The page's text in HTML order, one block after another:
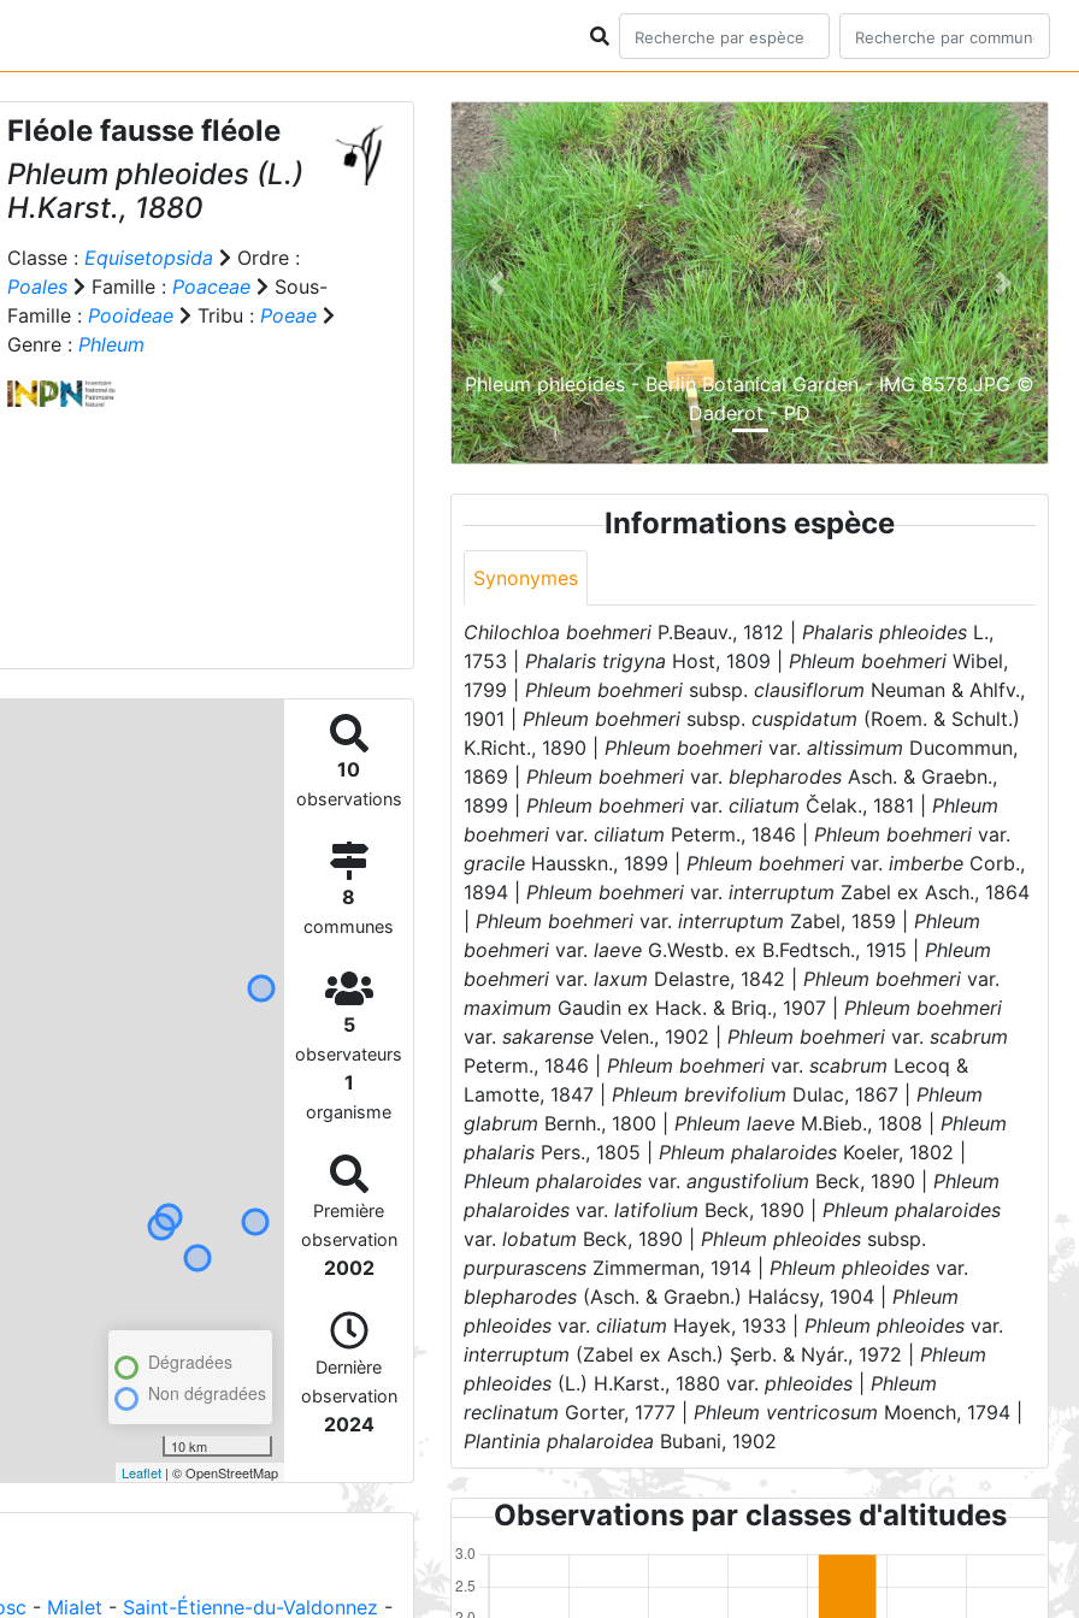
Fléole fausse fléole
Phleum phleoides (L.)
H.Karst., 1880
Classe : Equisetopsida
Ordre :
Poales
Famille : Poaceae
Sous-
Famille : Pooideae Tribu : Poeae
Genre : Phleum
Dégradées
Non dégradées
10 km
Leaflet| © OpenStreetMap
10
observations
8
communes
5
observateurs
1
organisme
Première
observation
2002
Dernière
observation
2024
- Mialet - Saint-Étienne-du-Valdonnez -
Phleum phleoides - Berlin Botanical Garden - IMG 8578.JPG ©
Daderot - PD
Previous Next
Informations espèce
Synonymes
Chilochloa boehmeri P.Beauv., 1812 |Phalaris phleoides L.,
1753 |Phalaris trigyna Host, 1809 |Phleum boehmeri Wibel,
1799 |Phleum boehmeri subsp. clausiflorum Neuman & Ahlfv.,
1901 |Phleum boehmeri subsp. cuspidatum (Roem. & Schult.)
K.Richt., 1890 |Phleum boehmerivar. altissimum Ducommun,
1869 |Phleum boehmerivar. blepharodes Asch. & Graebn.,
1899 |Phleum boehmerivar. ciliatum Čelak., 1881 |Phleum
boehmerivar. ciliatum Peterm., 1846 |Phleum boehmerivar.
gracile Hausskn., 1899 |Phleum boehmerivar. imberbe Corb.,
1894 |Phleum boehmerivar. interruptum Zabel ex Asch., 1864
|Phleum boehmerivar. interruptum Zabel, 1859 |Phleum
boehmerivar. laeve G.Westb. ex B.Fedtsch., 1915 |Phleum
boehmerivar. laxum Delastre, 1842 |Phleum boehmerivar.
maximum Gaudin ex Hack. & Briq., 1907 |Phleum boehmeri
var. sakarense Velen., 1902 |Phleum boehmerivar. scabrum
Peterm., 1846 |Phleum boehmerivar. scabrum Lecoq &
Lamotte, 1847 |Phleum brevifolium Dulac, 1867 |Phleum
glabrum Bernh., 1800 |Phleum laeve M.Bieb., 1808 |Phleum
phalaris Pers., 1805 |Phleum phalaroides Koeler, 1802 |
Phleum phalaroidesvar. angustifolium Beck, 1890 |Phleum
phalaroidesvar. latifolium Beck, 1890 |Phleum phalaroides
var. lobatum Beck, 1890 |Phleum phleoides subsp.
purpurascens Zimmerman, 1914 |Phleum phleoidesvar.
blepharodes (Asch. & Graebn.) Halácsy, 1904 |Phleum
phleoidesvar. ciliatum Hayek, 1933 |Phleum phleoidesvar.
interruptum (Zabel ex Asch.) Şerb. & Nyár., 1972 |Phleum
phleoides (L.) H.Karst., 1880 var. phleoides |Phleum
reclinatum Gorter, 1777 |Phleum ventricosum Moench, 1794 |
Plantinia phalaroidea Bubani, 1902
Observations par classes d'altitudes